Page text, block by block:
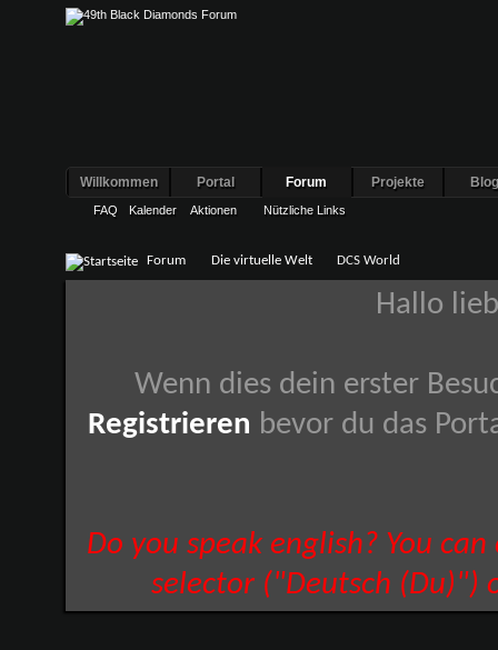
Willkommen Portal Forum
FAQ Kalender Aktionen Nützliche Links
Projekte
Forum Die virtuelle Welt DCS World
Hallo
Wenn dies dein erster
Registrieren bevor du das
Do you speak english? You
selector ("Deutsch (Du)")